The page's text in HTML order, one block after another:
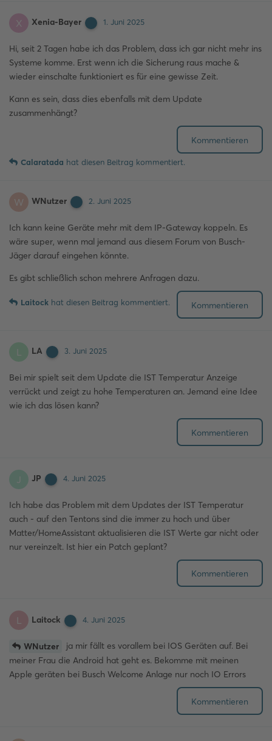
X Xenia-Bayer 1. Juni 2025
Hi, seit 2 Tagen habe ich das Problem, dass ich gar nicht mehr ins
Systeme komme. Erst wenn ich die Sicherung raus mache &
wieder einschalte funktioniert es für eine gewisse Zeit.
Kann es sein, dass dies ebenfalls mit dem Update
zusammenhängt?
Kommentieren
Calaratada hat diesen Beitrag kommentiert.
W WNutzer 2. Juni 2025
Ich kann keine Geräte mehr mit dem IP-Gateway koppeln. Es
wäre super, wenn mal jemand aus diesem Forum von Busch-
Jäger darauf eingehen könnte.
Es gibt schließlich schon mehrere Anfragen dazu.
Kommentieren
Laitock hat diesen Beitrag kommentiert.
L LA 3. Juni 2025
Bei mir spielt seit dem Update die IST Temperatur Anzeige
verrückt und zeigt zu hohe Temperaturen an. Jemand eine Idee
wie ich das lösen kann?
Kommentieren
J JP 4. Juni 2025
Ich habe das Problem mit dem Updates der IST Temperatur
auch - auf den Tentons sind die immer zu hoch und über
Matter/HomeAssistant aktualisieren die IST Werte gar nicht oder
nur vereinzelt. Ist hier ein Patch geplant?
Kommentieren
L Laitock 4. Juni 2025
WNutzer
ja mir fällt es vorallem bei IOS Geräten auf. Bei
meiner Frau die Android hat geht es. Bekomme mit meinen
Apple geräten bei Busch Welcome Anlage nur noch IO Errors
Kommentieren